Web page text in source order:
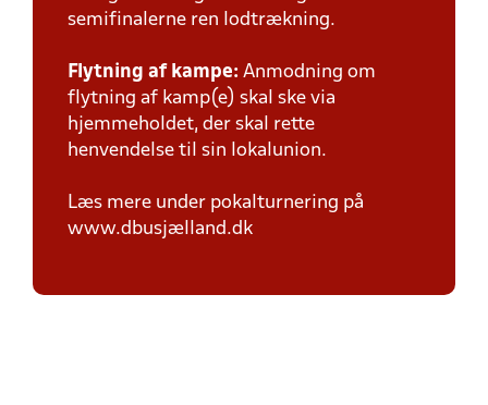
semifinalerne ren lodtrækning.
Flytning af kampe: Anmodning om
flytning af kamp(e) skal ske via
hjemmeholdet, der skal rette
henvendelse til sin lokalunion.
Læs mere under pokalturnering på
www.dbusjælland.dk